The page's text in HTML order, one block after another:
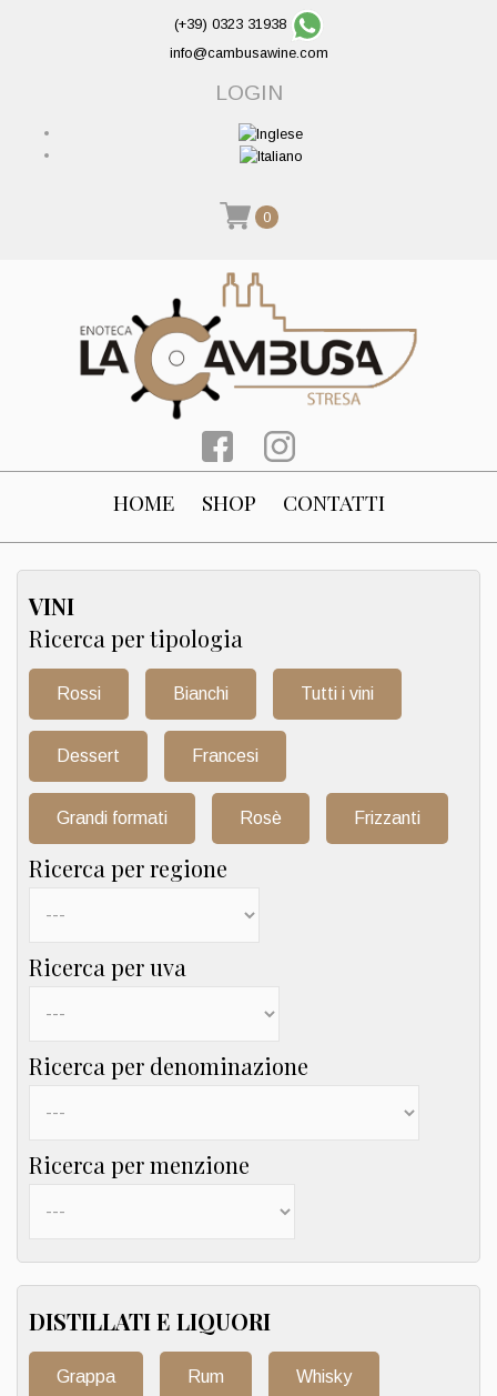
(+39) 0323 31938
info@cambusawine.com
LOGIN
0
HOME SHOP CONTATTI
VINI
Ricerca per tipologia
Rossi Bianchi Tutti i vini
Dessert Francesi
Grandi formati Rosè Frizzanti
Ricerca per regione
Ricerca per uva
Ricerca per denominazione
Ricerca per menzione
DISTILLATI E LIQUORI
Grappa Rum Whisky